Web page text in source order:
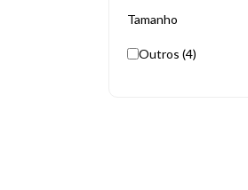
Tamanho
Outros (4)